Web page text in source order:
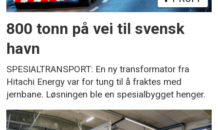
800 tonn på vei til svensk
havn
SPESIALTRANSPORT: En ny transformator fra
Hitachi Energy var for tung til å fraktes med
jernbane. Løsningen ble en spesialbygget henger.